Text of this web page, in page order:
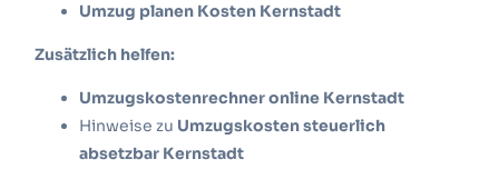
Umzug planen Kosten Kernstadt
Zusätzlich helfen:
Umzugskostenrechner online Kernstadt
Hinweise zu Umzugskosten steuerlich
absetzbar Kernstadt